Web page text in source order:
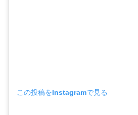
この投稿をInstagramで見る